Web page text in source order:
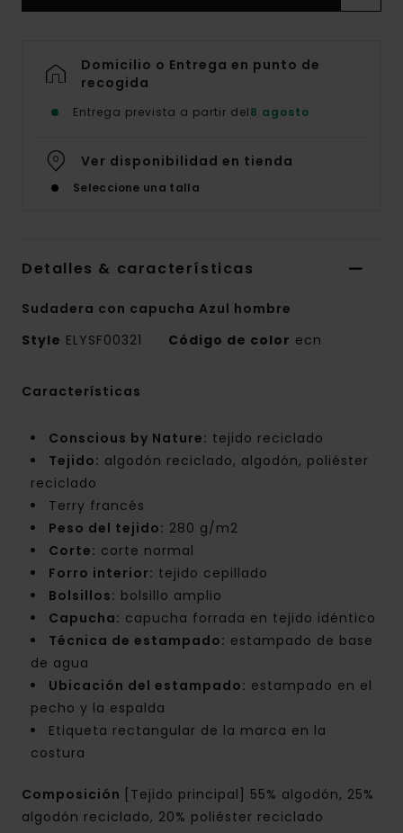
Domicilio o Entrega en punto de
recogida
Entrega prevista a partir del8 agosto
Ver disponibilidad en tienda
Seleccione una talla
Detalles & características
Sudadera con capucha Azul hombre
Style ELYSF00321 Código de color ecn
Características
Conscious by Nature: tejido reciclado
Tejido: algodón reciclado, algodón, poliéster
reciclado
Terry francés
Peso del tejido: 280 g/m2
Corte: corte normal
Forro interior: tejido cepillado
Bolsillos: bolsillo amplio
Capucha: capucha forrada en tejido idéntico
Técnica de estampado: estampado de base
de agua
Ubicación del estampado: estampado en el
pecho y la espalda
Etiqueta rectangular de la marca en la
costura
Composición
[Tejido principal] 55% algodón, 25%
algodón reciclado, 20% poliéster reciclado